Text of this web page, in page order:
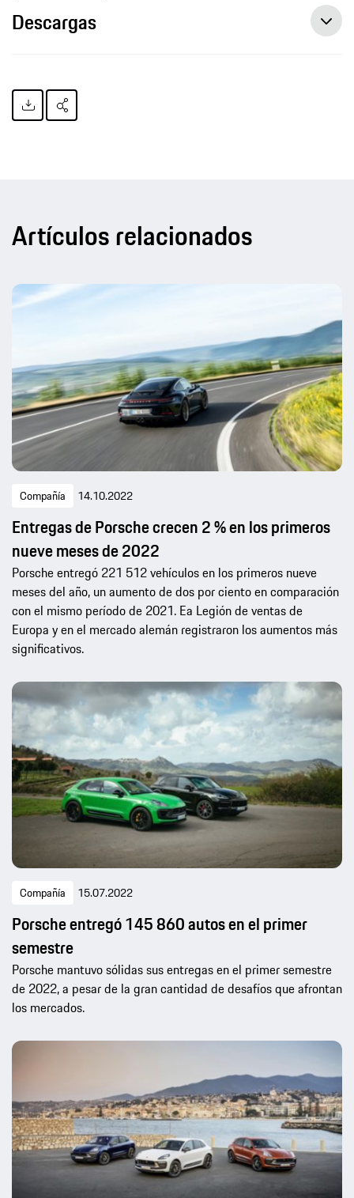
Descargas
Artículos relacionados
Compañía 14.10.2022
Entregas de Porsche crecen 2 % en los primeros
nueve meses de 2022
Porsche entregó 221 512 vehículos en los primeros nueve
meses del año, un aumento de dos por ciento en comparación
con el mismo período de 2021. Ea Legión de ventas de
Europa y en el mercado alemán registraron los aumentos más
significativos.
Compañía 15.07.2022
Porsche entregó 145 860 autos en el primer
semestre
Porsche mantuvo sólidas sus entregas en el primer semestre
de 2022, a pesar de la gran cantidad de desafíos que afrontan
los mercados.